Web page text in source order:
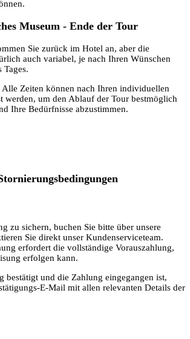
Museum - Ende der Tour
Sie zurück im Hotel an, aber die
auch variabel, je nach Ihren Wünschen
Tages.
Alle Zeiten können nach Ihren individuellen
werden, um den Ablauf der Tour bestmöglich
Ihre Bedürfnisse abzustimmen.
zu sichern, buchen Sie bitte über unsere
Sie direkt unser Kundenserviceteam.
erfordert die vollständige Vorauszahlung,
erfolgen kann.
bestätigt und die Zahlung eingegangen ist,
E-Mail mit allen relevanten Details der